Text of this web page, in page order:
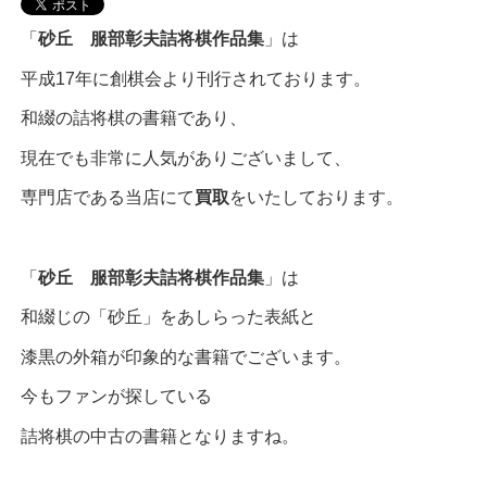
「 砂丘 服部彰夫詰将棋作品集」は
平成17年に創棋会より刊行されております。
和綴の詰将棋の書籍であり、
現在でも非常に人気がありございまして、
専門店である当店にて買取をいたしております。
「 砂丘 服部彰夫詰将棋作品集」は
和綴じの「砂丘」をあしらった表紙と
漆黒の外箱が印象的な書籍でございます。
今もファンが探している
詰将棋の中古の書籍となりますね。